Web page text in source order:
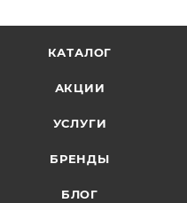
КАТАЛОГ
АКЦИИ
УСЛУГИ
БРЕНДЫ
БЛОГ